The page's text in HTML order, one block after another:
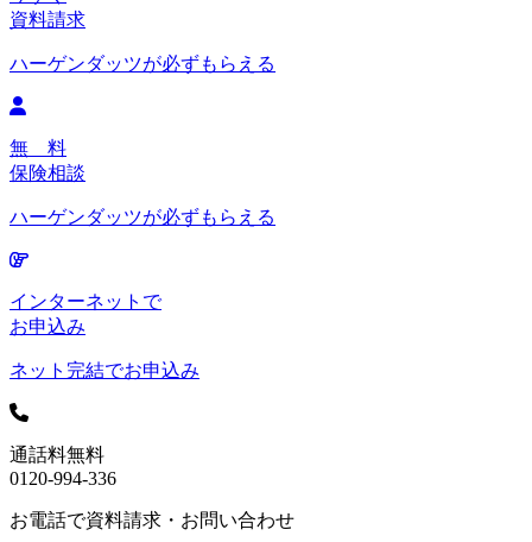
資料請求
ハーゲンダッツが必ずもらえる
無 料
保険相談
ハーゲンダッツが必ずもらえる
インターネットで
お申込み
ネット完結でお申込み
通話料無料
0120-994-336
お電話で資料請求・お問い合わせ